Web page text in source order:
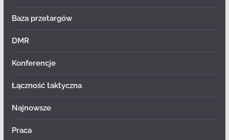
Baza przetargów
DMR
Konferencje
Łączność taktyczna
Najnowsze
Praca